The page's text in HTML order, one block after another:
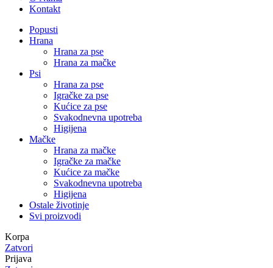
Kontakt
Popusti
Hrana
Hrana za pse
Hrana za mačke
Psi
Hrana za pse
Igračke za pse
Kućice za pse
Svakodnevna upotreba
Higijena
Mačke
Hrana za mačke
Igračke za mačke
Kućice za mačke
Svakodnevna upotreba
Higijena
Ostale životinje
Svi proizvodi
Korpa
Zatvori
Prijava